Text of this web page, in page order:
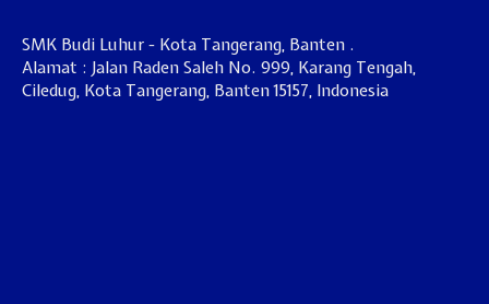
SMK Budi Luhur - Kota Tangerang, Banten .
Alamat : Jalan Raden Saleh No. 999, Karang Tengah,
Ciledug, Kota Tangerang, Banten 15157, Indonesia